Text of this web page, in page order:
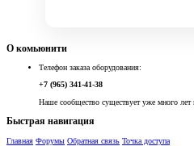
О комьюнити
Телефон заказа оборудования:
+7 (965) 341-41-38
Наше сообщество существует уже много
Быстрая навигация
Главная Форумы Обратная связь Точка доступа